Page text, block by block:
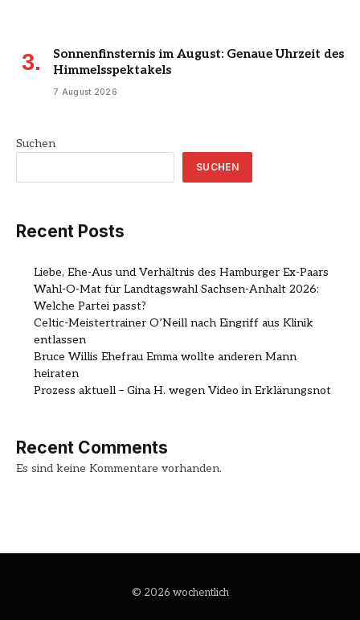
Sonnenfinsternis im August: Genaue Uhrzeit des
Himmelsspektakels
7 August 2026
Suchen
SUCHEN
Recent Posts
Liebe, Ehe-Aus und Verhältnis des Hamburger Ex-Paars
Wahl-O-Mat für Landtagswahl Sachsen-Anhalt 2026:
Welche Partei passt?
Celtic-Meistertrainer O’Neill nach Eingriff aus Klinik
entlassen
Bruce Willis Ehefrau Emma wollte anderen Mann
heiraten
Prozess aktuell – Gina H. wegen Video in Erklärungsnot
Recent Comments
Es sind keine Kommentare vorhanden.
© 2026 wochentlich